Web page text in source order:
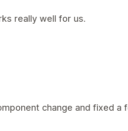
really well for us.
change and fixed a